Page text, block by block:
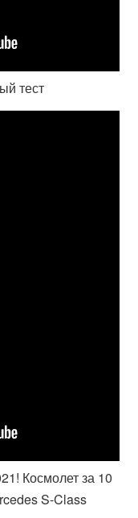
тест
Космолет за 10
S-Class